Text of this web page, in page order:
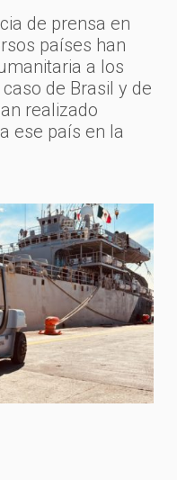
de prensa en
países han
a los
de Brasil y de
realizado
ese país en la